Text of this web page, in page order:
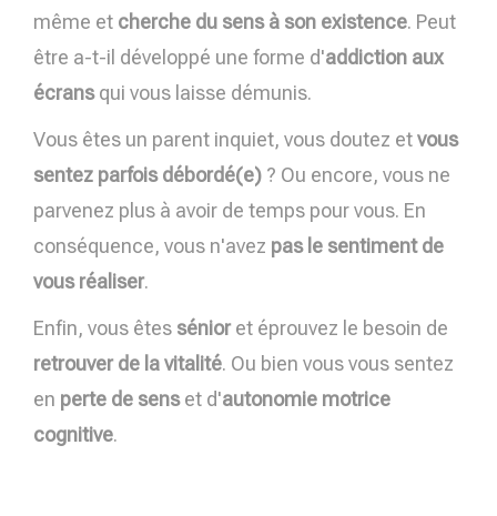
même et cherche du sens à son existence. Peut
être a-t-il développé une forme d'addiction aux
écransqui vous laisse démunis.
Vous êtes un parent inquiet, vous doutez etvous
sentez parfois débordé(e) ? Ou encore, vous ne
parvenez plus à avoir de temps pour vous. En
conséquence, vous n'avez pas le sentiment de
vous réaliser.
Enfin, vous êtes sénioret éprouvez le besoin de
retrouver de la vitalité. Ou bien vous vous sentez
en perte de senset d'autonomie motrice
cognitive.